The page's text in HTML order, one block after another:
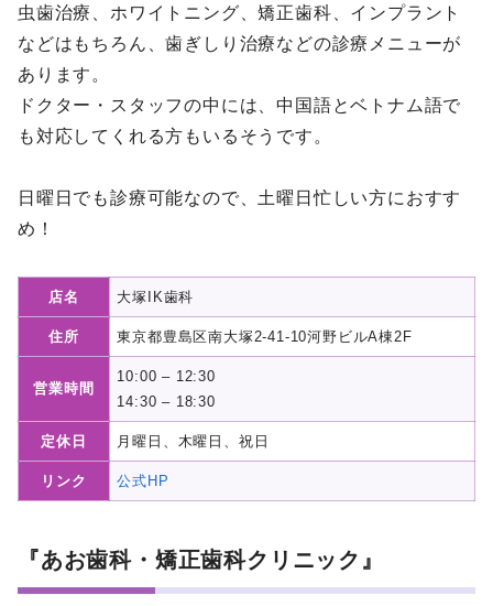
虫歯治療、ホワイトニング、矯正歯科、インプラント
などはもちろん、歯ぎしり治療などの診療メニューが
あります。
ドクター・スタッフの中には、中国語とベトナム語で
も対応してくれる方もいるそうです。
日曜日でも診療可能なので、土曜日忙しい方におすす
め！
店名 大塚IK歯科
住所 東京都豊島区南大塚2-41-10河野ビルA棟2F
営業時間
10:00 – 12:30
14:30 – 18:30
定休日 月曜日、木曜日、祝日
リンク 公式HP
『あお歯科・矯正歯科クリニック』